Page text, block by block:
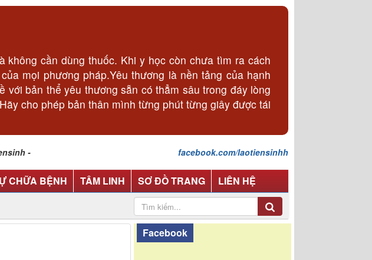
cần dùng thuốc. Khi y học còn chưa tìm ra cách
mọi phương pháp.Yêu thương là nền tảng của hạnh
bản thể yêu thương sẵn có thẳm sâu trong đáy lòng
cho phép bản thân mình từng phút từng giây được tái
- facebook.com/laotiensinhh
CHỮA BỆNH TÂM LINH SƠ ĐỒ TRANG LIÊN HỆ
Facebook